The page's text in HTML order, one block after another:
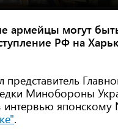
армейцы могут
РФ на
Минобороны
японскому
.